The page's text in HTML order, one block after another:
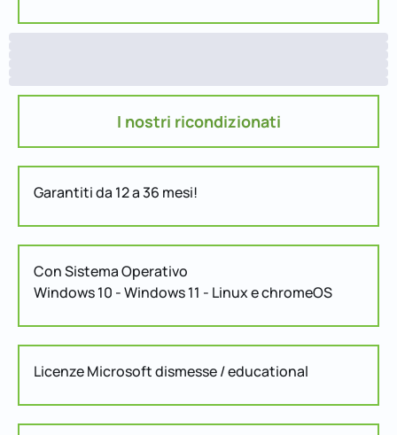
I nostri ricondizionati
Garantiti da 12 a 36 mesi!
Con Sistema Operativo
Windows 10 - Windows 11 - Linux e chromeOS
Licenze Microsoft dismesse / educational